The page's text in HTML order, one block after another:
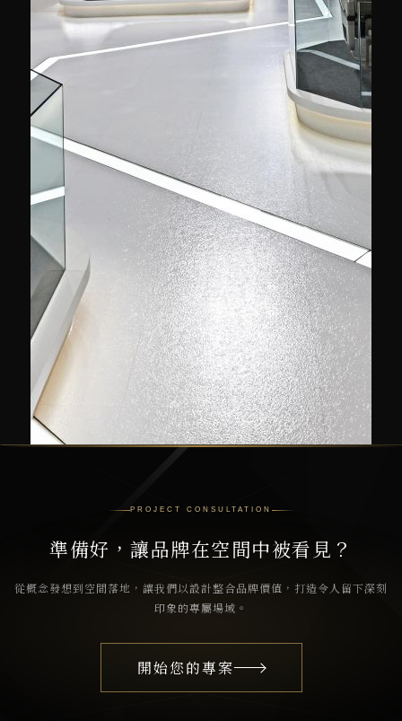
PROJECT CONSULTATION
準備好，讓品牌在空間中被看見？
從概念發想到空間落地，讓我們以設計整合品牌價值，打造令人留下深刻
印象的專屬場域。
開始您的專案